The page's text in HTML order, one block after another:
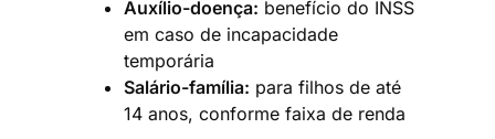
Auxílio-doença: benefício do INSS
em caso de incapacidade
temporária
Salário-família: para filhos de até
14 anos, conforme faixa de renda